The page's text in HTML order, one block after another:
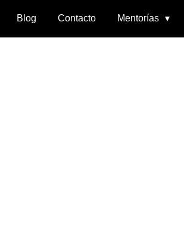
Blog Contacto Mentorías